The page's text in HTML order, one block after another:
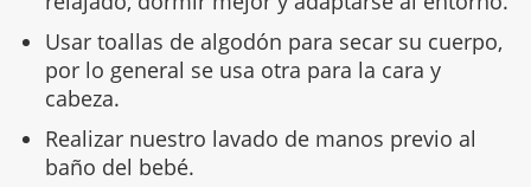
Usar toallas de algodón para secar su cuerpo,
por lo general se usa otra para la cara y
cabeza.
Realizar nuestro lavado de manos previo al
baño del bebé.